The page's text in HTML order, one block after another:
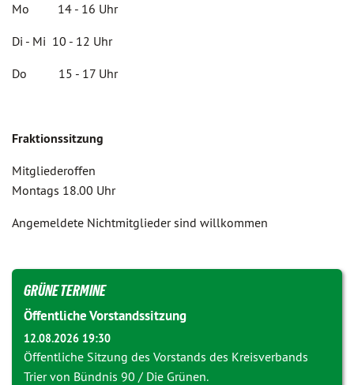
Mo 14 - 16 Uhr
Di - Mi 10 - 12 Uhr
Do 15 - 17 Uhr
Fraktionssitzung
Mitgliederoffen
Montags 18.00 Uhr
Angemeldete Nichtmitglieder sind willkommen
GRÜNE TERMINE
Öffentliche Vorstandssitzung
12.08.2026 19:30
Öffentliche Sitzung des Vorstands des Kreisverbands
Trier von Bündnis 90 / Die Grünen.